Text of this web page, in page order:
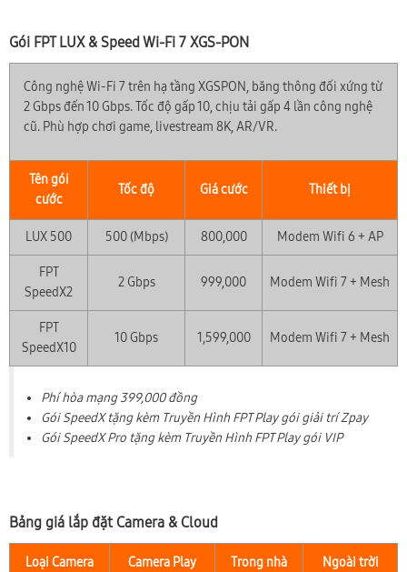
Gói FPT LUX & Speed Wi-Fi 7 XGS-PON
Công nghệ Wi-Fi 7 trên hạ tầng XGSPON, băng thông đối xứng từ
2 Gbps đến 10 Gbps. Tốc độ gấp 10, chịu tải gấp 4 lần công nghệ
cũ. Phù hợp chơi game, livestream 8K, AR/VR.
Tên gói
cước
Tốc độ Giá cước Thiết bị
LUX 500 500 (Mbps) 800,000 Modem Wifi 6 + AP
FPT
SpeedX2
2 Gbps 999,000 Modem Wifi 7 + Mesh
FPT
SpeedX10
10 Gbps 1,599,000 Modem Wifi 7 + Mesh
Phí hòa mạng 399,000 đồng
Gói SpeedX tặng kèm Truyền Hình FPT Play gói giải trí Zpay
Gói SpeedX Pro tặng kèm Truyền Hình FPT Play gói VIP
Bảng giá lắp đặt Camera & Cloud
Loại Camera Camera Play Trong nhà Ngoài trời